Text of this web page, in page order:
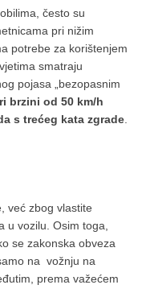
često su
pri nižim
potrebe za korištenjem
smatraju
pojasa „bezopasnim
brzini od 50 km/h
s trećeg kata zgrade.
već zbog vlastite
u vozilu. Osim toga,
se zakonska obveza
na vožnju na
prema važećem